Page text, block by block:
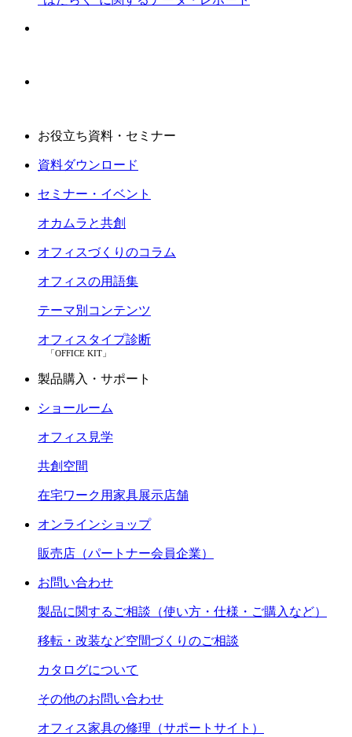
お役立ち資料・セミナー
資料ダウンロード
セミナー・イベント
オカムラと共創
オフィスづくりのコラム
オフィスの用語集
テーマ別コンテンツ
オフィスタイプ診断
「OFFICE KIT」
製品購入・サポート
ショールーム
オフィス見学
共創空間
在宅ワーク用家具展示店舗
オンラインショップ
販売店（パートナー会員企業）
お問い合わせ
製品に関するご相談（使い方・仕様・ご購入など）
移転・改装など空間づくりのご相談
カタログについて
その他のお問い合わせ
オフィス家具の修理（サポートサイト）